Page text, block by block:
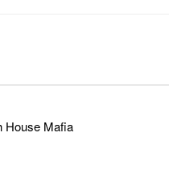
House Mafia